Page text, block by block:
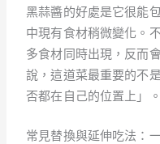
黑蒜醬的好處是它很能
中現有食材稍微變化。
多食材同時出現，反而
說，這道菜最重要的不
否都在自己的位置上」。
常見替換與延伸吃法：